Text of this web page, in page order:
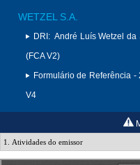
WETZEL S.A.
DRI: André Luís Wetzel da
(FCA V2)
Formulário de Referência -
V4